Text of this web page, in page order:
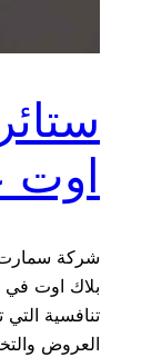
اوت
شركة سمارت
بلاك اوت في
تنافسية
العروض